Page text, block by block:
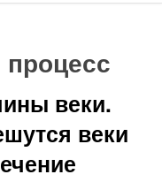
веки.
веки